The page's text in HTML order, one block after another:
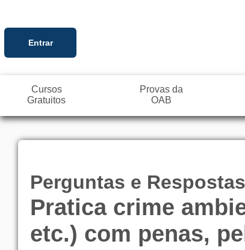
Entrar
Cursos
Gratuitos
Provas da
OAB
Perguntas e
Pratica crime
etc.) com penas,